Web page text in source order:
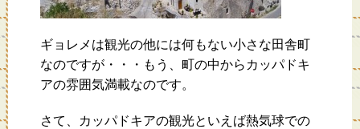
ギョレメは観光の他には何もない小さな田舎町
なのですが・・・もう、町の中からカッパドキ
アの雰囲気満載なのです。
さて、カッパドキアの観光といえば熱気球での